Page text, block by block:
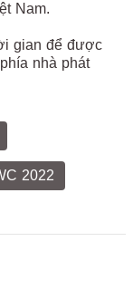
Nam.
gian để được
nhà phát
2022